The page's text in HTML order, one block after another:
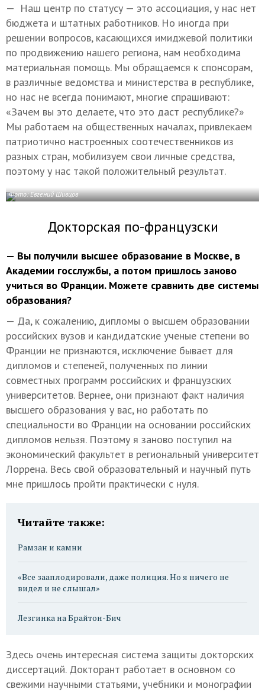
— Наш центр по статусу — это ассоциация, у нас нет
бюджета и штатных работников. Но иногда при
решении вопросов, касающихся имиджевой политики
по продвижению нашего региона, нам необходима
материальная помощь. Мы обращаемся к спонсорам,
в различные ведомства и министерства в республике,
но нас не всегда понимают, многие спрашивают:
«Зачем вы это делаете, что это даст республике?»
Мы работаем на общественных началах, привлекаем
патриотично настроенных соотечественников из
разных стран, мобилизуем свои личные средства,
поэтому у нас такой положительный результат.
Фото: Евгений Шивцов
Докторская по-французски
— Вы получили высшее образование в Москве, в
Академии госслужбы, а потом пришлось заново
учиться во Франции. Можете сравнить две системы
образования?
— Да, к сожалению, дипломы о высшем образовании
российских вузов и кандидатские ученые степени во
Франции не признаются, исключение бывает для
дипломов и степеней, полученных по линии
совместных программ российских и французских
университетов. Вернее, они признают факт наличия
высшего образования у вас, но работать по
специальности во Франции на основании российских
дипломов нельзя. Поэтому я заново поступил на
экономический факультет в региональный университет
Лоррена. Весь свой образовательный и научный путь
мне пришлось пройти практически с нуля.
Читайте также:
Рамзан и камни
«Все зааплодировали, даже полиция. Но я ничего не
видел и не слышал»
Лезгинка на Брайтон-Бич
Здесь очень интересная система защиты докторских
диссертаций. Докторант работает в основном со
свежими научными статьями, учебники и монографии